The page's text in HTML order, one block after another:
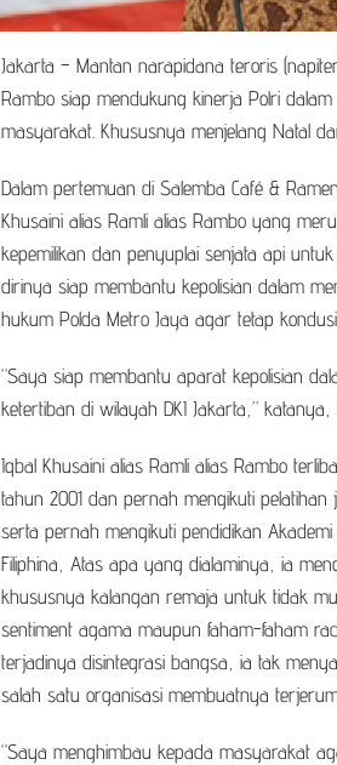
Jakarta – Mantan narapidana teroris
Rambo siap mendukung kinerja Polri
masyarakat. Khususnya menjelang Natal
Dalam pertemuan di Salemba Café &
Khusaini alias Ramli alias Rambo yang
kepemilikan dan penyuplai senjata api
dirinya siap membantu kepolisian dalam
hukum Polda Metro Jaya agar tetap
“Saya siap membantu aparat kepolisian
ketertiban di wilayah DKI Jakarta,” katanya,
Iqbal Khusaini alias Ramli alias Rambo
tahun 2001 dan pernah mengikuti
serta pernah mengikuti pendidikan
Filiphina, Atas apa yang dialaminya, ia
khususnya kalangan remaja untuk tidak
sentiment agama maupun faham-faham
terjadinya disintegrasi bangsa, ia tak
salah satu organisasi membuatnya
“Saya menghimbau kepada masyarakat